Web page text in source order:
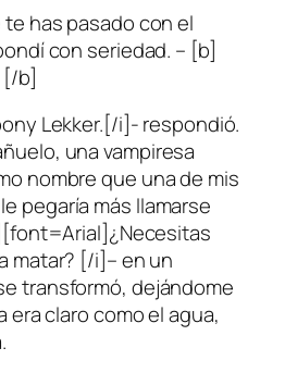
has pasado con el
con seriedad. – [b]
[/b]
Lekker.[/i]- respondió.
una vampiresa
nombre que una de mis
pegaría más llamarse
matar? [/i]– en un
transformó, dejándome
era claro como el agua,